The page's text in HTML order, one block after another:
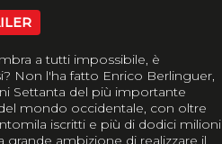
a tutti impossibile, è
Non l'ha fatto Enrico Berlinguer,
Settanta del più importante
mondo occidentale, con oltre
iscritti e più di dodici milioni
grande ambizione di realizzare il